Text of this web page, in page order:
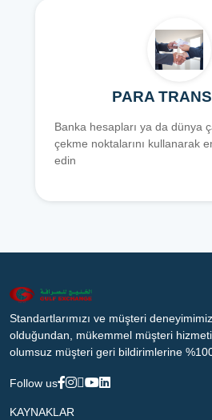
PARA
Banka hesapları ya da dünya
çekme noktalarını kullanarak
edin
Standartlarımızı ve müşteri
olduğundan, mükemmel müşteri
olumsuz müşteri geri bildirimlerine %100
Follow us
KAYNAKLAR